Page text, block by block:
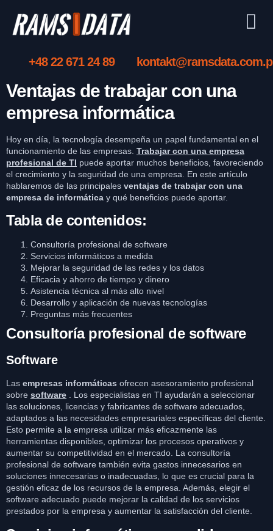
+48 22 671 24 89
Ventajas de trabajar con una
empresa informática
Hoy en día, la tecnología desempeña un papel fundamental en el
funcionamiento de las empresas. Trabajar con una empresa
profesional de TI puede aportar muchos beneficios, favoreciendo
el crecimiento y la seguridad de una empresa. En este artículo
hablaremos de las principales ventajas de trabajar con una
empresa de informática y qué beneficios puede aportar.
Tabla de contenidos:
Consultoría profesional de software
Servicios informáticos a medida
Mejorar la seguridad de las redes y los datos
Eficacia y ahorro de tiempo y dinero
Asistencia técnica al más alto nivel
Desarrollo y aplicación de nuevas tecnologías
Preguntas más frecuentes
Consultoría profesional de software
Software
Las empresas informáticas ofrecen asesoramiento profesional
sobre software . Los especialistas en TI ayudarán a seleccionar
las soluciones, licencias y fabricantes de software adecuados,
adaptados a las necesidades empresariales específicas del cliente.
Esto permite a la empresa utilizar más eficazmente las
herramientas disponibles, optimizar los procesos operativos y
aumentar su competitividad en el mercado. La consultoría
profesional de software también evita gastos innecesarios en
soluciones innecesarias o inadecuadas, lo que es crucial para la
gestión eficaz de los recursos de la empresa. Además, elegir el
software adecuado puede mejorar la calidad de los servicios
prestados por la empresa y aumentar la satisfacción del cliente.